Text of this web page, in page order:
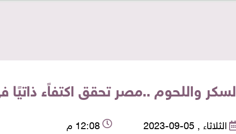
واللحوم ..مصر تحقق اكتفاًء
الثلاثاء , 05-09-2023 12:08 م